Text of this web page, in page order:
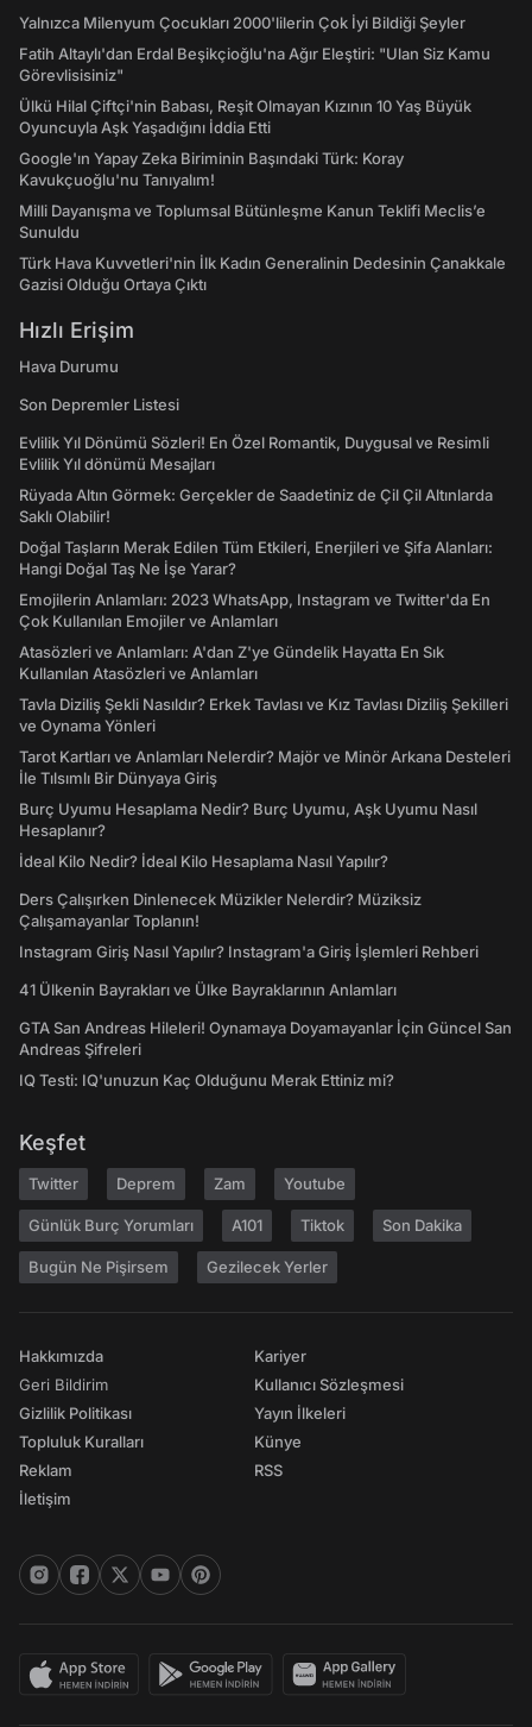
Yalnızca Milenyum Çocukları 2000'lilerin Çok İyi Bildiği Şeyler
Fatih Altaylı'dan Erdal Beşikçioğlu'na Ağır Eleştiri: "Ulan Siz Kamu
Görevlisisiniz"
Ülkü Hilal Çiftçi'nin Babası, Reşit Olmayan Kızının 10 Yaş Büyük
Oyuncuyla Aşk Yaşadığını İddia Etti
Google'ın Yapay Zeka Biriminin Başındaki Türk: Koray
Kavukçuoğlu'nu Tanıyalım!
Milli Dayanışma ve Toplumsal Bütünleşme Kanun Teklifi Meclis’e
Sunuldu
Türk Hava Kuvvetleri'nin İlk Kadın Generalinin Dedesinin Çanakkale
Gazisi Olduğu Ortaya Çıktı
Hızlı Erişim
Hava Durumu
Son Depremler Listesi
Evlilik Yıl Dönümü Sözleri! En Özel Romantik, Duygusal ve Resimli
Evlilik Yıl dönümü Mesajları
Rüyada Altın Görmek: Gerçekler de Saadetiniz de Çil Çil Altınlarda
Saklı Olabilir!
Doğal Taşların Merak Edilen Tüm Etkileri, Enerjileri ve Şifa Alanları:
Hangi Doğal Taş Ne İşe Yarar?
Emojilerin Anlamları: 2023 WhatsApp, Instagram ve Twitter'da En
Çok Kullanılan Emojiler ve Anlamları
Atasözleri ve Anlamları: A'dan Z'ye Gündelik Hayatta En Sık
Kullanılan Atasözleri ve Anlamları
Tavla Diziliş Şekli Nasıldır? Erkek Tavlası ve Kız Tavlası Diziliş Şekilleri
ve Oynama Yönleri
Tarot Kartları ve Anlamları Nelerdir? Majör ve Minör Arkana Desteleri
İle Tılsımlı Bir Dünyaya Giriş
Burç Uyumu Hesaplama Nedir? Burç Uyumu, Aşk Uyumu Nasıl
Hesaplanır?
İdeal Kilo Nedir? İdeal Kilo Hesaplama Nasıl Yapılır?
Ders Çalışırken Dinlenecek Müzikler Nelerdir? Müziksiz
Çalışamayanlar Toplanın!
Instagram Giriş Nasıl Yapılır? Instagram'a Giriş İşlemleri Rehberi
41 Ülkenin Bayrakları ve Ülke Bayraklarının Anlamları
GTA San Andreas Hileleri! Oynamaya Doyamayanlar İçin Güncel San
Andreas Şifreleri
IQ Testi: IQ'unuzun Kaç Olduğunu Merak Ettiniz mi?
Keşfet
Twitter Deprem Zam Youtube
Günlük Burç Yorumları A101 Tiktok Son Dakika
Bugün Ne Pişirsem Gezilecek Yerler
Hakkımızda
Geri Bildirim
Gizlilik Politikası
Topluluk Kuralları
Reklam
İletişim
Kariyer
Kullanıcı Sözleşmesi
Yayın İlkeleri
Künye
RSS